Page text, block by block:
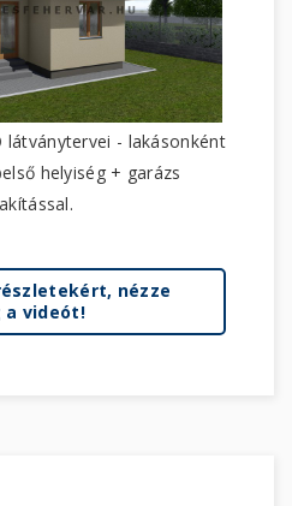
látványtervei - lakásonként
helyiség + garázs
nézze
a videót!